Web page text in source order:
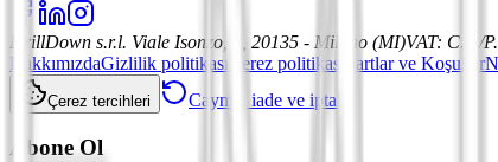
DrillDown s.r.l. Viale Isonzo, 8, 20135 - Milano (MI)VAT: C.F./
HakkımızdaGizlilik politikası Çerez politikası Şartlar ve Koşullar
Çerez tercihleri Cayma, iade ve iptal
Abone Ol